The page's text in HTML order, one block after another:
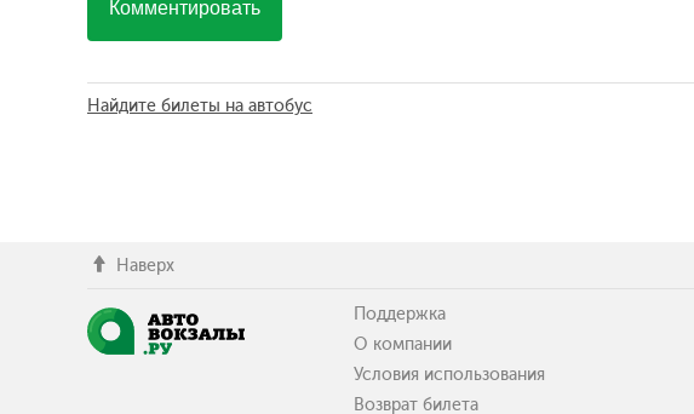
Комментировать
Найдите билеты на автобус
Наверх
Поддержка
О компании
Условия использования
Возврат билета